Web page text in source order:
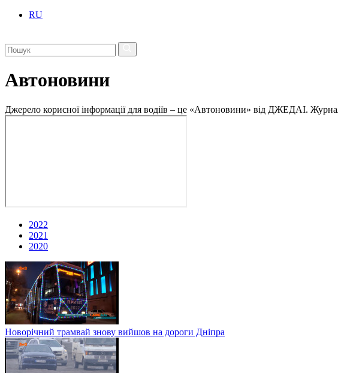
RU
Автоновини
Джерело корисної інформації для водіїв – це «Автоновини» від ДЖЕДАІ.
2022
2021
2020
Новорічний трамвай знову вийшов на дороги Дніпра